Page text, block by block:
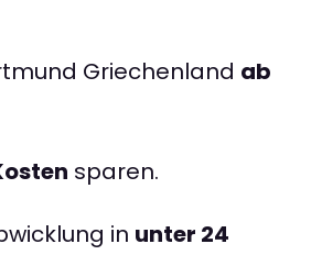
Griechenland ab
sparen.
in unter 24